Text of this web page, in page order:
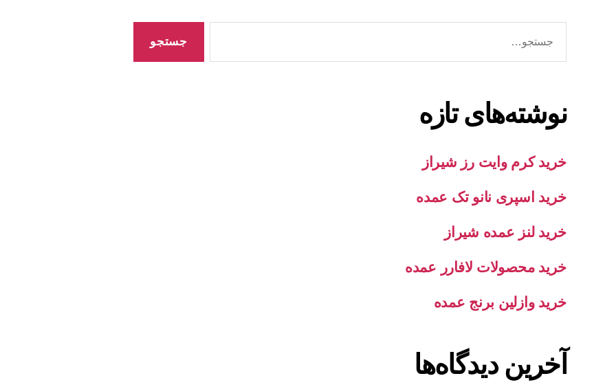
نوشته‌های تازه
خرید کرم وایت رز شیراز
خرید اسپری نانو تک عمده
خرید لنز عمده شیراز
خرید محصولات لافارر عمده
خرید وازلین برنج عمده
آخرین دیدگاه‌ها